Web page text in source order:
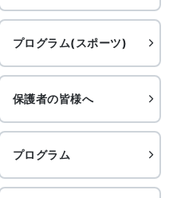
プログラム(スポーツ)
保護者の皆様へ
プログラム